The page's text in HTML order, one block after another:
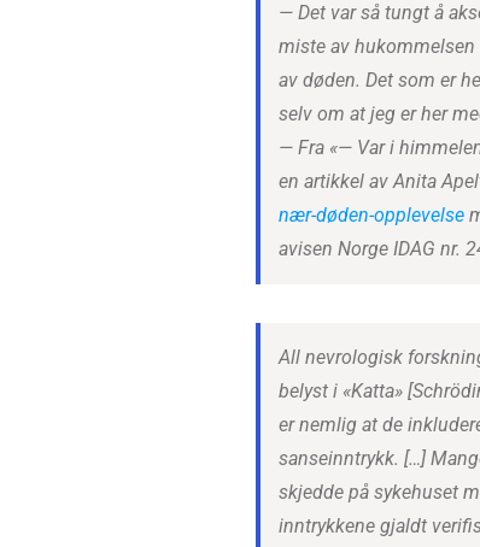
— Det var så tungt å
miste av hukommelsen
av døden. Det som er
selv om at jeg er her
— Fra «— Var i
en artikkel av Anita
nær-døden-opplevelse
avisen Norge IDAG nr.
All nevrologisk
belyst i «Katta»
er nemlig at de
sanseinntrykk. […]
skjedde på sykehuset
inntrykkene gjaldt